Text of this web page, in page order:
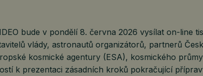
bude v pondělí 8. června 2026 vysílat on-line
vlády, astronautů organizátorů, partnerů
kosmické agentury (ESA), kosmického
k prezentaci zásadních kroků pokračující